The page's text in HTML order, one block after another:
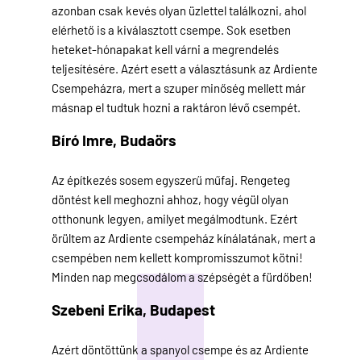
azonban csak kevés olyan üzlettel találkozni, ahol
elérhető is a kiválasztott csempe. Sok esetben
heteket-hónapakat kell várni a megrendelés
teljesítésére. Azért esett a választásunk az Ardiente
Csempeházra, mert a szuper minőség mellett már
másnap el tudtuk hozni a raktáron lévő csempét.
Bíró Imre, Budaörs
Az építkezés sosem egyszerű műfaj. Rengeteg
döntést kell meghozni ahhoz, hogy végül olyan
otthonunk legyen, amilyet megálmodtunk. Ezért
örültem az Ardiente csempeház kínálatának, mert a
csempében nem kellett kompromisszumot kötni!
Minden nap megcsodálom a szépségét a fürdőben!
Szebeni Erika, Budapest
Azért döntöttünk a spanyol csempe és az Ardiente